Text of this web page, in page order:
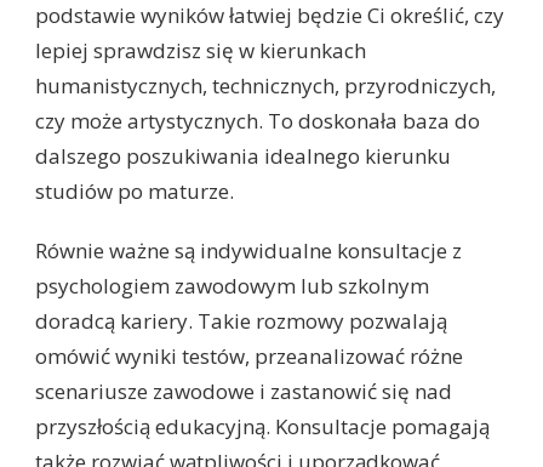
podstawie wyników łatwiej będzie Ci określić, czy
lepiej sprawdzisz się w kierunkach
humanistycznych, technicznych, przyrodniczych,
czy może artystycznych. To doskonała baza do
dalszego poszukiwania idealnego kierunku
studiów po maturze.
Równie ważne są indywidualne konsultacje z
psychologiem zawodowym lub szkolnym
doradcą kariery. Takie rozmowy pozwalają
omówić wyniki testów, przeanalizować różne
scenariusze zawodowe i zastanowić się nad
przyszłością edukacyjną. Konsultacje pomagają